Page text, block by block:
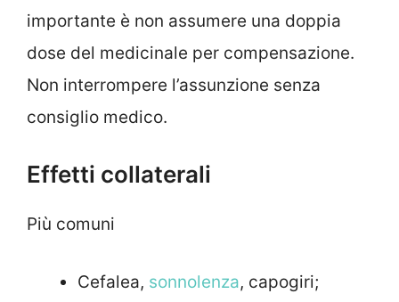
importante è non assumere una doppia
dose del medicinale per compensazione.
Non interrompere l’assunzione senza
consiglio medico.
Effetti collaterali
Più comuni
Cefalea, sonnolenza, capogiri;